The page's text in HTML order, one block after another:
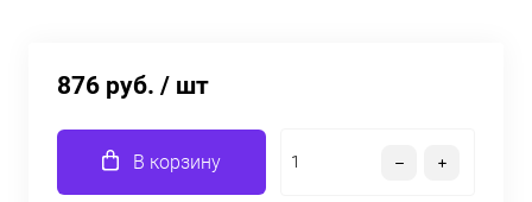
876 руб. / шт
В корзину